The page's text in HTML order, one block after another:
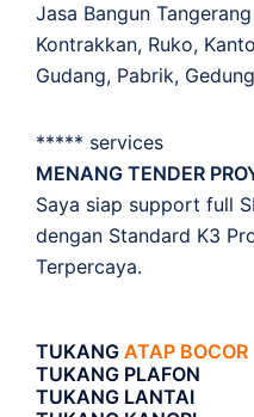
Jasa Bangun
Kontrakkan, Ruko,
Gudang, Pabrik,
***** services
MENANG TENDER
Saya siap support full
dengan Standard K3
Terpercaya.
TUKANG ATAP BOCOR
TUKANG PLAFON
TUKANG LANTAI